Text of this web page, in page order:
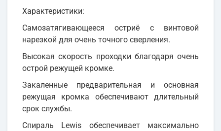
Характеристики:
Самозатягивающееся остриё с винтовой
нарезкой для очень точного сверления.
Высокая скорость проходки благодаря очень
острой режущей кромке.
Закаленные предварительная и основная
режущая кромка обеспечивают длительный
срок службы.
Спираль Lewis обеспечивает максимально